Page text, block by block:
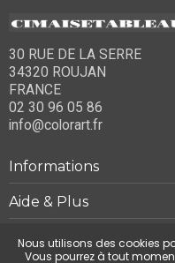
30 RUE DE LA SERRE
34320 ROUJAN
FRANCE
02 30 96 05 86
info@colorart.fr
Informations
Aide & Plus
Notre société
Nous utilisons des cookies
Vous pourrez à tout